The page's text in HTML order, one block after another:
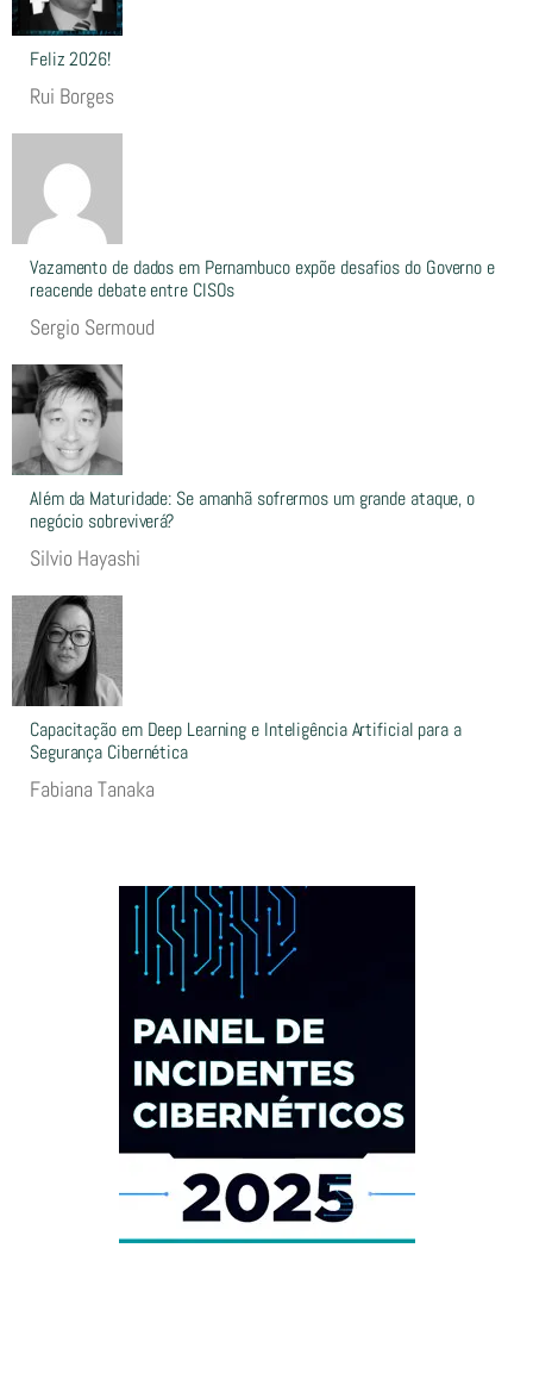
Feliz 2026!
Rui Borges
Vazamento de dados em Pernambuco expõe desafios do Governo e
reacende debate entre CISOs
Sergio Sermoud
Além da Maturidade: Se amanhã sofrermos um grande ataque, o
negócio sobreviverá?
Silvio Hayashi
Capacitação em Deep Learning e Inteligência Artificial para a
Segurança Cibernética
Fabiana Tanaka